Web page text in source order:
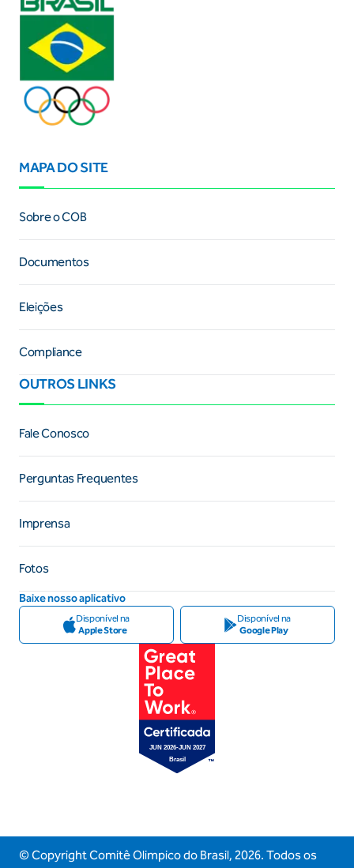
MAPA DO SITE
Sobre o COB
Documentos
Eleições
Compliance
OUTROS LINKS
Fale Conosco
Perguntas Frequentes
Imprensa
Fotos
Baixe nosso aplicativo
Disponível na
Apple Store
Disponível na
Google Play
© Copyright Comitê Olimpico do Brasil, 2026. Todos os